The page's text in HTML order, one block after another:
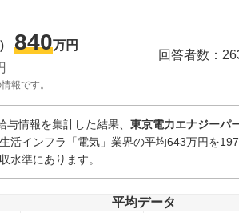
・評価制度 入社理
るクチコミ
面接・選考
0件
新
840万円
回答者数：
報です。
情報を集計した結果、 東京電力エナジーパ
活インフラ「電気」業界の平均643万円を
水準にあります。
平均データ